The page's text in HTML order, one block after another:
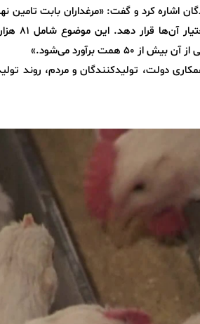
اشاره کرد و گفت: «مرغداران بابت تامین
اما
برآورد می‌شود.»
همکاری دولت، تولیدکنندگان و مردم، روند